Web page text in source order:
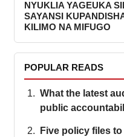
NYUKLIA YAGEUKA
SAYANSI
KILIMO NA MIFUGO
POPULAR READS
What the latest
public
Five policy files